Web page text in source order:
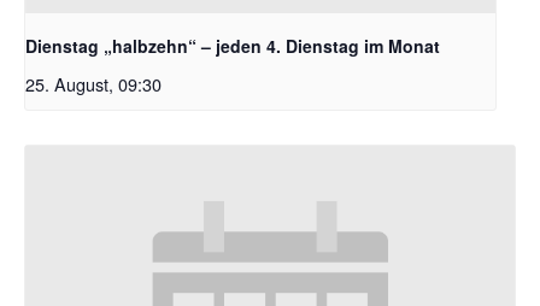
Dienstag „halbzehn“ – jeden 4. Dienstag im Monat
25. August, 09:30